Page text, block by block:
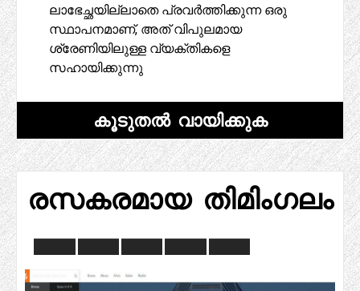
ലാഭേച്ഛയില്ലാതെ പ്രവർത്തിക്കുന്ന ഒരു
സ്ഥാപനമാണ്, അത് വിപുലമായ
ശ്രേണിയിലുള്ള വ്യക്തികളെ
സഹായിക്കുന്നു
കൂടുതൽ വായിക്കുക
രസകരമായ തിമിംഗലം